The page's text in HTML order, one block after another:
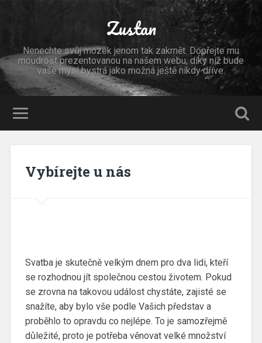
Zustan
Nenechte svůj mozek jenom tak zakrnět. Dopřejte mu
moudrost prezentovanou na našem webu, díky níž bude
vaše mysl bystrá jako možná ještě nikdy dříve.
Vybírejte u nás
Svatba je skutečně velkým dnem pro dva lidi, kteří
se rozhodnou jít společnou cestou životem. Pokud
se zrovna na takovou událost chystáte, zajisté se
snažíte, aby bylo vše podle Vašich představ a
proběhlo to opravdu co nejlépe. To je samozřejmě
důležité, proto je potřeba věnovat velké množství